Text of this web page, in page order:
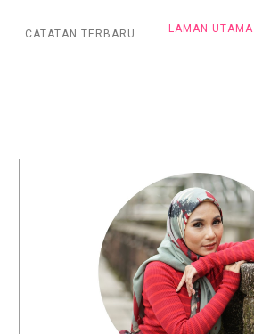
CATATAN TERBARU LAMAN UTAMA